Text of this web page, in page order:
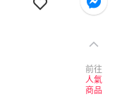
前往
人氣
商品